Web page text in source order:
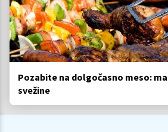
Pozabite na dolgočasno meso:
svežine